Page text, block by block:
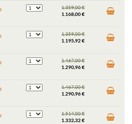
1.359,00 €
1.168,00 €
1.359,00 €
1.195,92 €
1.467,00 €
1.290,96 €
1.467,00 €
1.290,96 €
1.514,00 €
1.332,32 €